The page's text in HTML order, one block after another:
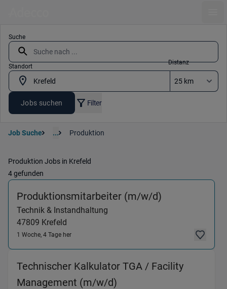
Suche
Standort
Distanz
Jobs suchen Filter
Job Suche ... Produktion
Produktion Jobs in Krefeld
4 gefunden
Produktionsmitarbeiter (m/w/d)
Technik & Instandhaltung
47809 Krefeld
1 Woche, 4 Tage her
Technischer Kalkulator TGA / Facility
Management (m/w/d)